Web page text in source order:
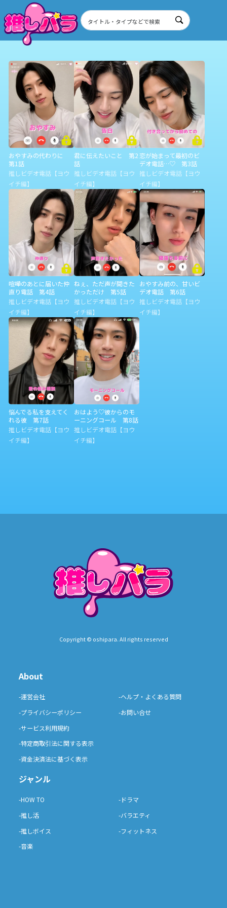
おやすみの代わりに
第1話
推しビデオ電話【ヨウ
イチ編】
君に伝えたいこと 第2
話
推しビデオ電話【ヨウ
イチ編】
恋が始まって最初のビ
デオ電話…♡ 第3話
推しビデオ電話【ヨウ
イチ編】
喧嘩のあとに届いた仲
直り電話 第4話
推しビデオ電話【ヨウ
イチ編】
ねぇ、ただ声が聞きた
かっただけ 第5話
推しビデオ電話【ヨウ
イチ編】
おやすみ前の、甘いビ
デオ電話 第6話
推しビデオ電話【ヨウ
イチ編】
悩んでる私を支えてく
れる彼 第7話
推しビデオ電話【ヨウ
イチ編】
おはよう♡彼からのモ
ーニングコール 第8話
推しビデオ電話【ヨウ
イチ編】
Copyright © oshipara. All rights reserved
About
-運営会社
-プライバシーポリシー
-サービス利用規約
-特定商取引法に関する表示
-資金決済法に基づく表示
-ヘルプ・よくある質問
-お問い合せ
ジャンル
-HOW TO
-推し活
-推しボイス
-音楽
-ドラマ
-バラエティ
-フィットネス